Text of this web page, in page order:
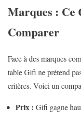
Marques : Ce
Comparer
Face à des marques
table Gifi ne prétend
critères. Voici un
Prix : Gifi gagne